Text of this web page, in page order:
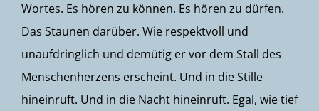
Wortes. Es hören zu können. Es hören zu dürfen.
Das Staunen darüber. Wie respektvoll und
unaufdringlich und demütig er vor dem Stall des
Menschenherzens erscheint. Und in die Stille
hineinruft. Und in die Nacht hineinruft. Egal, wie tief